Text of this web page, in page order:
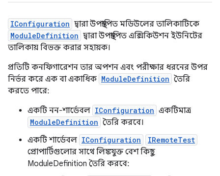
IConfiguration দ্বারা উপস্থাপিত মডিউলের তালিকাটিকে
ModuleDefinition দ্বারা উপস্থাপিত এক্সিকিউশন ইউনিটের
তালিকায় বিভক্ত করার সহায়ক।
প্রতিটি কনফিগারেশন তার অপশন এবং পরীক্ষার ধরনের উপর
নির্ভর করে এক বা একাধিক ModuleDefinition তৈরি
করতে পারে:
একটি নন-শার্ডেবল IConfiguration একটিমাত্র
ModuleDefinition তৈরি করবে।
একটি শার্ডেবল IConfiguration IRemoteTest
প্রোপার্টিগুলোর সাথে লিঙ্কযুক্ত বেশ কিছু
ModuleDefinition তৈরি করবে: